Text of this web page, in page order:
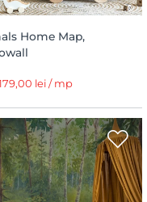
Home Map,
lei / mp